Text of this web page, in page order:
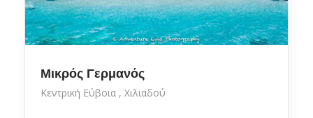
Μικρός Γερμανός
Κεντρική Εύβοια Χιλιαδού